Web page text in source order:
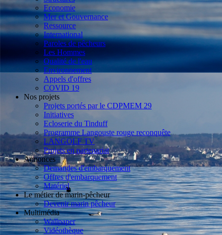
Economie
Mer et Gouvernance
Ressource
International
Paroles de pêcheurs
Les Hommes
Qualité de l'eau
Environnement
Appels d'offres
COVID 19
Nos projets
Projets portés par le CDPMEM 29
Initiatives
Ecloserie du Tinduff
Programme Langouste rouge reconquête
LANGOLF TV
Projets en partenariat
Annonces
Demandes d'embarquement
Offres d'embarquement
Matériel
Le métier de marin-pêcheur
Devenir marin pêcheur
Multimédia
Wallpaper
Vidéothèque